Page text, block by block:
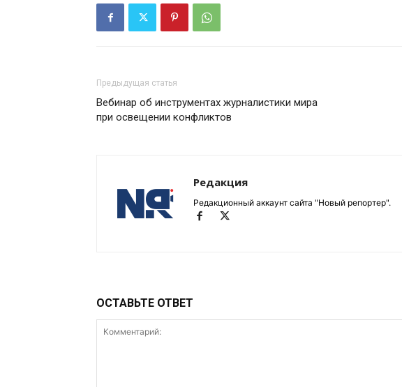
Предыдущая статья
Вебинар об инструментах журналистики мира
при освещении конфликтов
Редакция
Редакционный аккаунт сайта "Новый репортер".
ОСТАВЬТЕ ОТВЕТ